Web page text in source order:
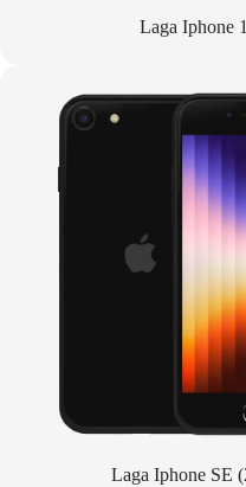
Laga Iphone
Laga Iphone SE